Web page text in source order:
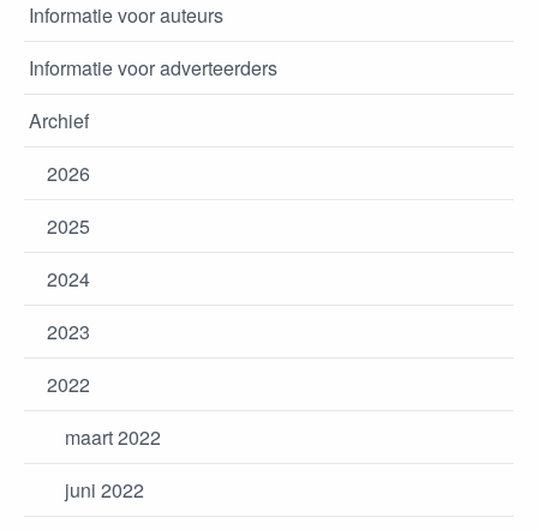
Informatie voor auteurs
Informatie voor adverteerders
Archief
2026
2025
2024
2023
2022
maart 2022
juni 2022